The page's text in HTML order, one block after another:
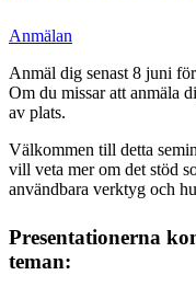
Anmälan
Anmäl dig senast 8 juni
Om du missar att anmäla
av plats.
Välkommen till detta
vill veta mer om det stöd
användbara verktyg och
Presentationerna
teman: